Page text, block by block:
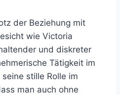
der Beziehung mit
wie Victoria
und diskreter
Tätigkeit im
stille Rolle im
man auch ohne